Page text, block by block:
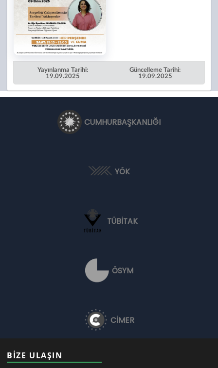
Yayınlanma Tarihi:
19.09.2025
Güncelleme Tarihi:
19.09.2025
CUMHURBAŞKANLIĞI
YÖK
TÜBİTAK
ÖSYM
CİMER
BİZE ULAŞIN